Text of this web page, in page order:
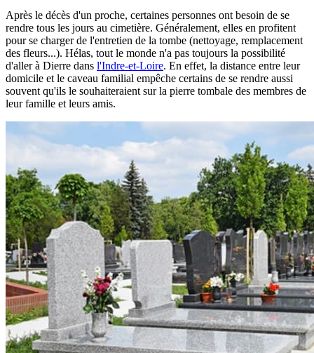
Après le décès d'un proche, certaines personnes ont besoin de se
rendre tous les jours au cimetière. Généralement, elles en profitent
pour se charger de l'entretien de la tombe (nettoyage, remplacement
des fleurs...). Hélas, tout le monde n'a pas toujours la possibilité
d'aller à Dierre dans l'Indre-et-Loire. En effet, la distance entre leur
domicile et le caveau familial empêche certains de se rendre aussi
souvent qu'ils le souhaiteraient sur la pierre tombale des membres de
leur famille et leurs amis.